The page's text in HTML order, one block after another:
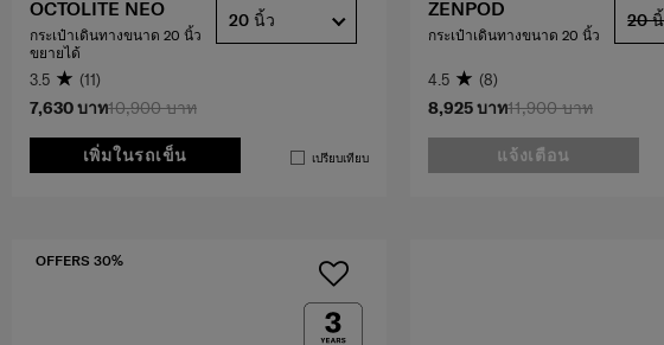
10,900 บาท
7,630 บาท
เพิ่มในรถเข็น เปรียบเทียบ
OCTOLITE NEO
กระเป๋าเดินทางขนาด 20 นิ้ว
ขยายได้
3.5 (11)
20 นิ้ว
11,900 บาท
8,925 บาท
แจ้งเตือน
ZENPOD
กระเป๋าเดินทางขนาด 20 นิ้ว
4.5 (8)
20
OFFERS 30%